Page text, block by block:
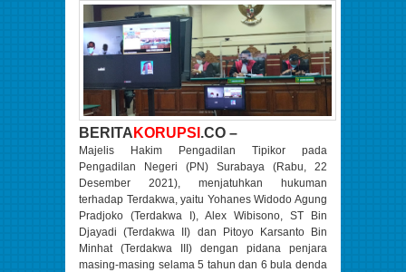
BERITA KORUPSI .CO –
Majelis Hakim Pengadilan Tipikor pada
Pengadilan Negeri (PN) Surabaya (Rabu, 22
Desember 2021), menjatuhkan hukuman
terhadap Terdakwa, yaitu Yohanes Widodo Agung
Pradjoko (Terdakwa I), Alex Wibisono, ST Bin
Djayadi (Terdakwa II) dan Pitoyo Karsanto Bin
Minhat (Terdakwa III) dengan pidana penjara
masing-masing selama 5 tahun dan 6 bula denda